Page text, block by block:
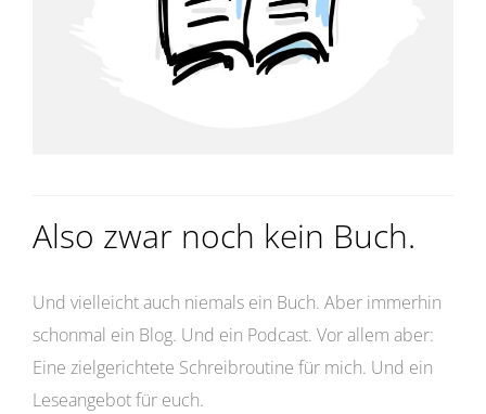
Also zwar noch kein Buch.
Und vielleicht auch niemals ein Buch. Aber immerhin
schonmal ein Blog. Und ein Podcast. Vor allem aber:
Eine zielgerichtete Schreibroutine für mich. Und ein
Leseangebot für euch.